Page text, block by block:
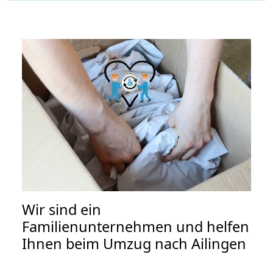
Wir sind ein
Familienunternehmen und helfen
Ihnen beim Umzug nach Ailingen